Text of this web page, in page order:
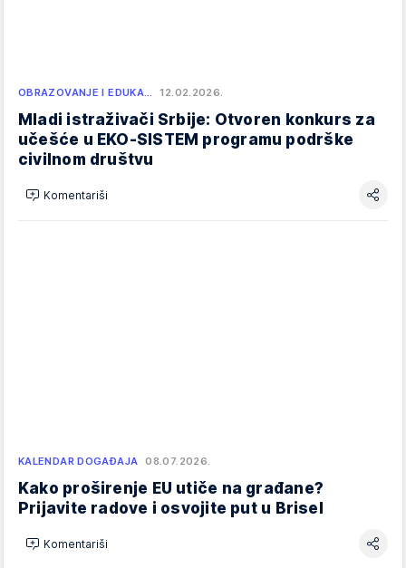
OBRAZOVANJE I EDUKA… 12.02.2026.
Mladi istraživači Srbije: Otvoren konkurs za
učešće u EKO-SISTEM programu podrške
civilnom društvu
Komentariši
KALENDAR DOGAĐAJA 08.07.2026.
Kako proširenje EU utiče na građane?
Prijavite radove i osvojite put u Brisel
Komentariši